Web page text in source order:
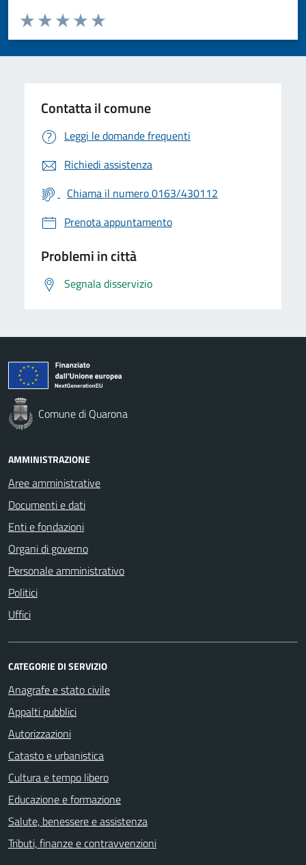
Valuta da 1 a 5 stelle la pagina
Valuta 5 stelle su 5
Valuta 4 stelle su 5
Valuta 3 stelle su 5
Valuta 2 stelle su 5
Valuta 1 stelle su 5
Contatta il comune
Leggi le domande frequenti
Richiedi assistenza
Chiama il numero 0163/430112
Prenota appuntamento
Problemi in città
Segnala disservizio
Comune di Quarona
AMMINISTRAZIONE
Aree amministrative
Documenti e dati
Enti e fondazioni
Organi di governo
Personale amministrativo
Politici
Uffici
CATEGORIE DI SERVIZIO
Anagrafe e stato civile
Appalti pubblici
Autorizzazioni
Catasto e urbanistica
Cultura e tempo libero
Educazione e formazione
Salute, benessere e assistenza
Tributi, finanze e contravvenzioni